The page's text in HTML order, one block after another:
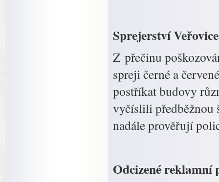
Sprejerství Veřovice
Z přečinu
spreji černé a
postříkat budovy
vyčíslili předběžnou
nadále prověřují
Odcizené reklamní